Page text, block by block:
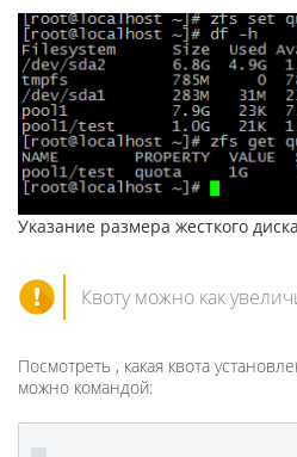
Указание размера жесткого диска
Квоту можно как
Посмотреть , какая квота
можно командой: